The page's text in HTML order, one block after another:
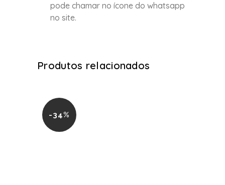
pode chamar no ícone do whatsapp
no site.
Produtos relacionados
-34%